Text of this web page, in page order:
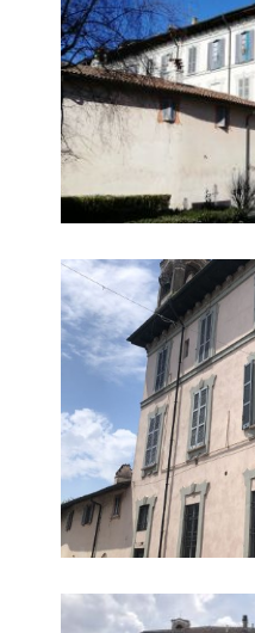
Palazzo Venini Uboldi
Palazzo Venini Uboldi